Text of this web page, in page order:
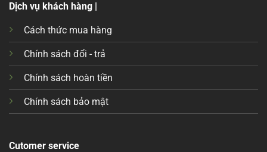
Dịch vụ khách hàng |
Cách thức mua hàng
Chính sách đổi - trả
Chính sách hoàn tiền
Chính sách bảo mật
Cutomer service